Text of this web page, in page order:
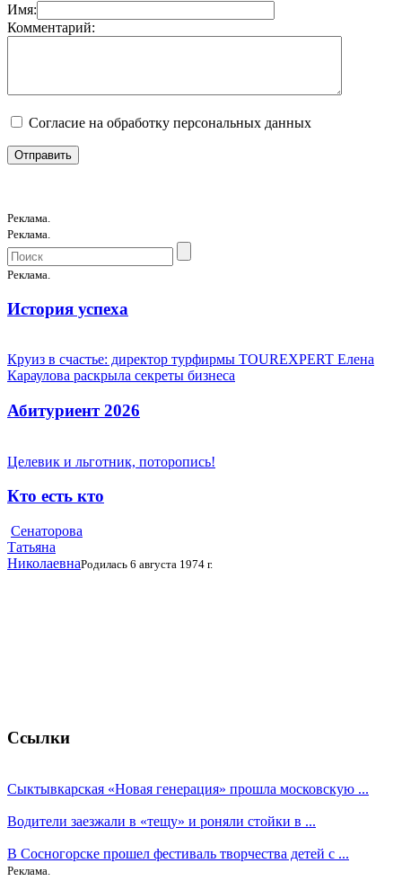
Имя:
Комментарий:
Согласие на обработку персональных данных
Реклама.
Реклама.
Реклама.
История успеха
Круиз в счастье: директор турфирмы TOUREXPERT Елена
Караулова раскрыла секреты бизнеса
Абитуриент 2026
Целевик и льготник, поторопись!
Кто есть кто
Сенаторова
Татьяна
НиколаевнаРодилась 6 августа 1974 г.
Ссылки
Сыктывкарская «Новая генерация» прошла московскую ...
Водители заезжали в «тещу» и роняли стойки в ...
В Сосногорске прошел фестиваль творчества детей с ...
Реклама.